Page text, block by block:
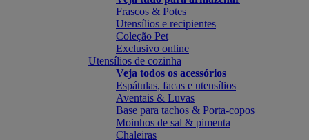
Frascos & Potes
Utensílios e recipientes
Coleção Pet
Exclusivo online
Utensílios de cozinha
Veja todos os acessórios
Espátulas, facas e utensílios
Aventais & Luvas
Base para tachos & Porta-copos
Moinhos de sal & pimenta
Chaleiras